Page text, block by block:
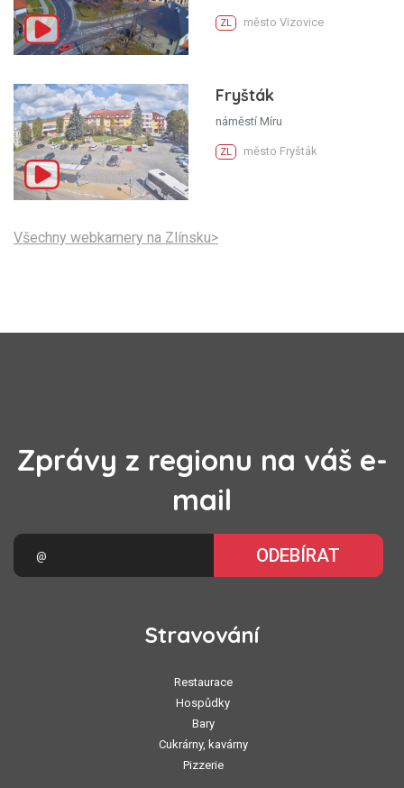
ZL město Vizovice
Fryšták
náměstí Míru
ZL město Fryšták
Všechny webkamery na Zlínsku>
Zprávy z regionu na váš e-
mail
ODEBÍRAT
Stravování
Restaurace
Hospůdky
Bary
Cukrárny, kavárny
Pizzerie